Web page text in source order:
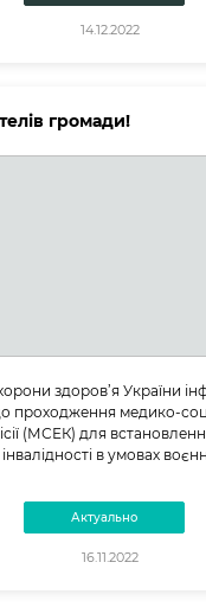
14.12.2022
громади!
здоров’я України
проходження медико-
(МСЕК) для
в умовах
Актуально
16.11.2022